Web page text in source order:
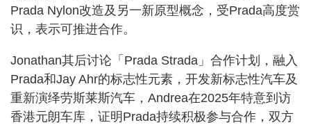
Prada Nylon改造及另一新原型概念，受Prada高度赏
识，表示可推进合作。
Jonathan其后讨论「Prada Strada」合作计划，融入
Prada和Jay Ahr的标志性元素，开发新标志性汽车及
重新演绎劳斯莱斯汽车，Andrea在2025年特意到访
香港元朗车库，证明Prada持续积极参与合作，双方